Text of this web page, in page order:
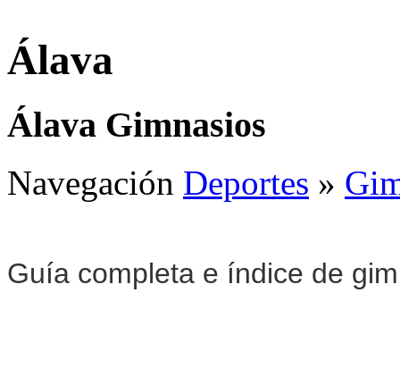
Álava
Álava Gimnasios
Navegación Deportes »
Guía completa e índice de